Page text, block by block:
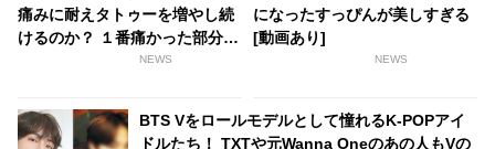
痛みに耐えタトゥーを増やし続
けるのか？ １番痛かった部分や
タトゥーの意味、始めたキッカ
NEWS
になったすっぴんが美しすぎる
[動画あり]
NEWS
BTS Vをロールモデルとして憧れるK-POPアイ
ドルたち！ TXTや元Wanna Oneのあの人もVの